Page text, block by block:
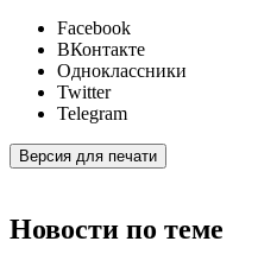
Facebook
ВКонтакте
Одноклассники
Twitter
Telegram
Версия для печати
Новости по теме